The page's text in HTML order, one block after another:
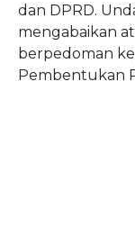
dan DPRD.
mengabaikan
berpedoman
Pembentukan